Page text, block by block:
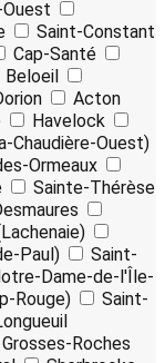
Saint-Constant
Cap-Santé
Beloeil
Acton
Havelock
Chaudière-Ouest)
Ormeaux
Sainte-Thérèse
Paul)
Saint-
Dame-de-l'Île-
Rouge)
Saint-
Grosses-Roches